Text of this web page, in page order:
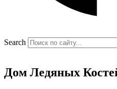
Search
Дом Ледяных